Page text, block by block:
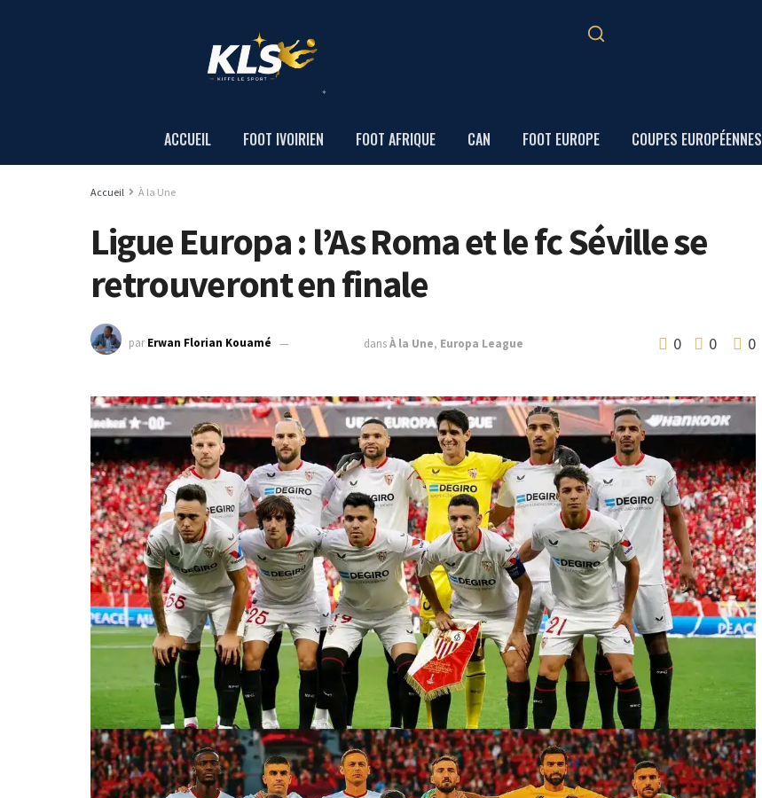
ACCUEIL FOOT IVOIRIEN FOOT AFRIQUE CAN FOOT EUROPE COUPES EUROPÉENNES
Accueil À la Une
Ligue Europa : l’As Roma et le fc Séville se
retrouveront en finale
par Erwan Florian Kouamé dansÀ la Une, Europa League 0 0 0